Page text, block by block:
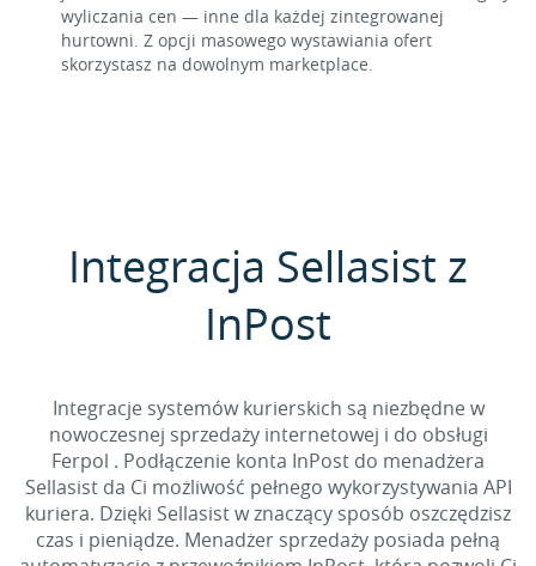
wyliczania cen — inne dla każdej zintegrowanej
hurtowni. Z opcji masowego wystawiania ofert
skorzystasz na dowolnym marketplace.
Integracja Sellasist z
InPost
Integracje systemów kurierskich są niezbędne w
nowoczesnej sprzedaży internetowej i do obsługi
Ferpol . Podłączenie konta InPost do menadżera
Sellasist da Ci możliwość pełnego wykorzystywania API
kuriera. Dzięki Sellasist w znaczący sposób oszczędzisz
czas i pieniądze. Menadżer sprzedaży posiada pełną